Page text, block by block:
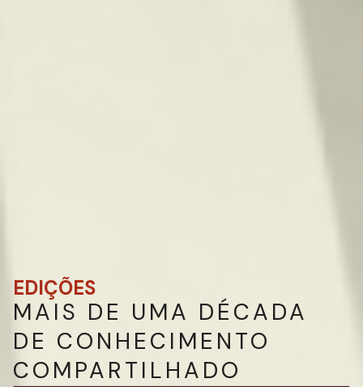
EDIÇÕES
MAIS DE UMA DÉCADA
DE CONHECIMENTO
COMPARTILHADO